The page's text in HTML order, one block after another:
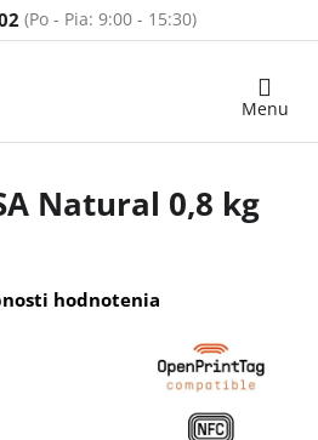
Nákupný
Natural 0,8 kg
hodnotenia